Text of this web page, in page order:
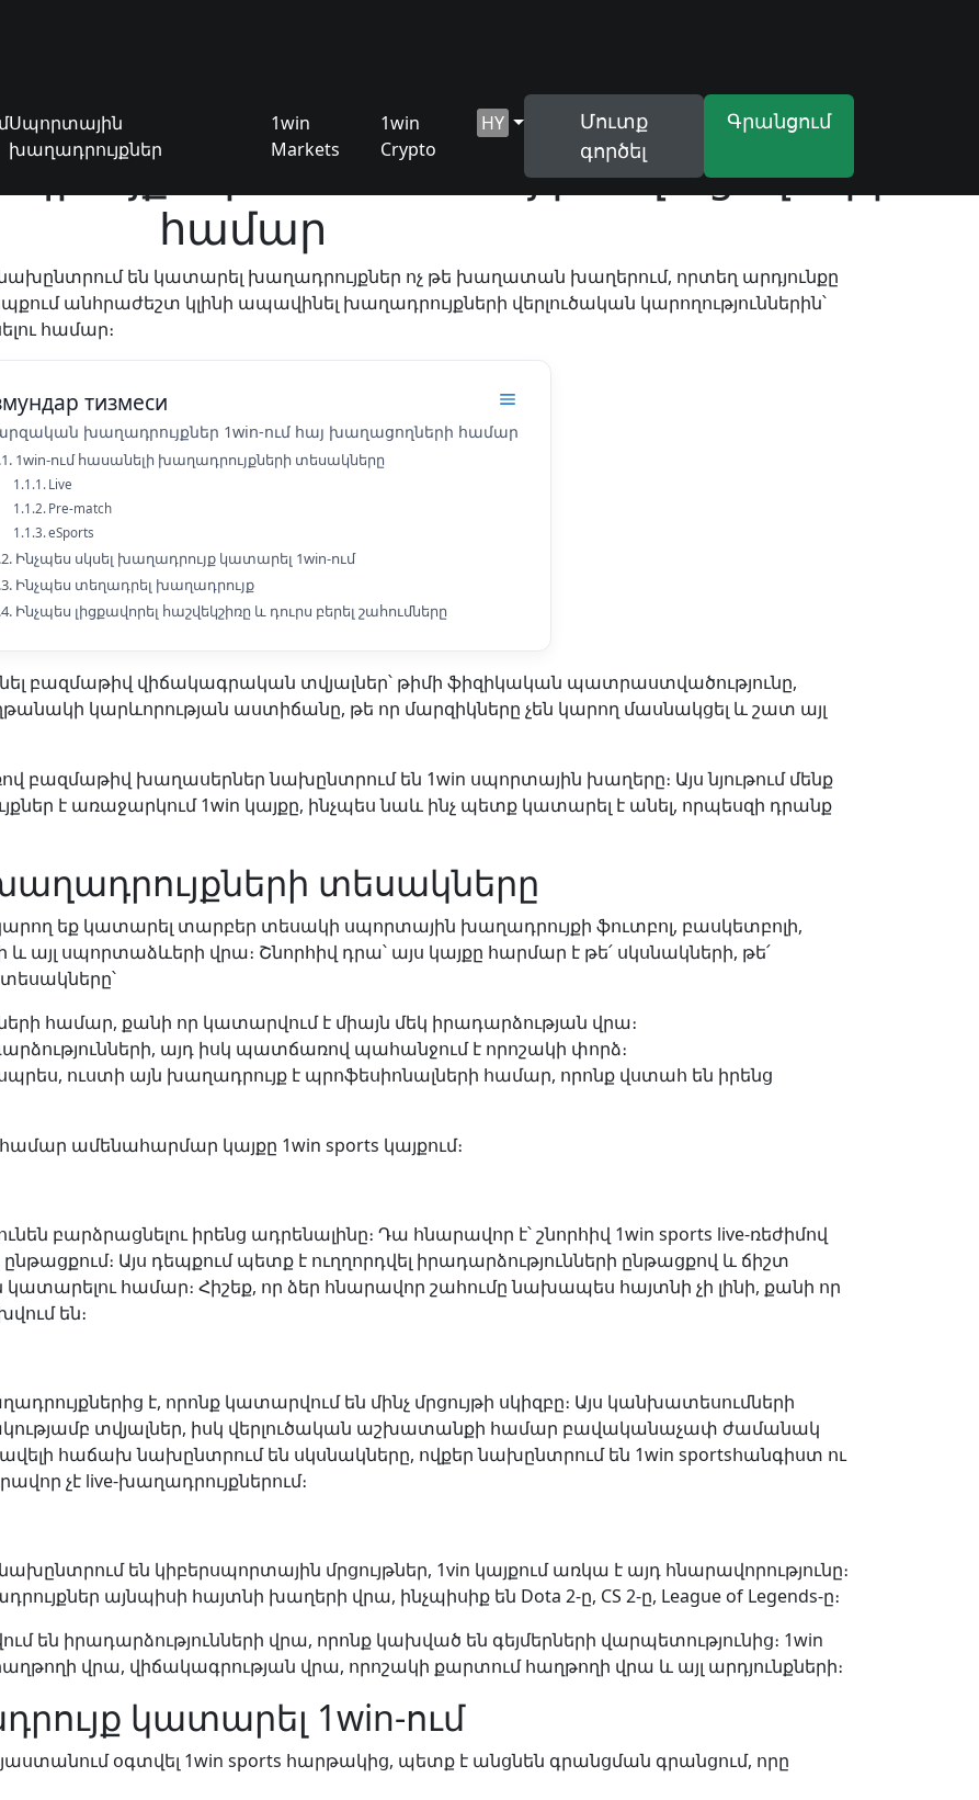
Սպորտային
խաղադրույքներ
1win
Markets
1win
Crypto
HY
Մուտք
գործել
Գրանցում
1win-ում հայ խաղացողների
համար
են կատարել խաղադրույքներ ոչ թե խաղատան խաղերում, որտեղ արդյունքը
անհրաժեշտ կլինի ապավինել խաղադրույքների վերլուծական կարողություններին՝
համար։
тизмеси
խաղադրույքներ 1win-ում հայ խաղացողների համար
1win-ում հասանելի խաղադրույքների տեսակները
Live
Pre-match
eSports
Ինչպես սկսել խաղադրույք կատարել 1win-ում
Ինչպես տեղադրել խաղադրույք
Ինչպես լիցքավորել հաշվեկշիռը և դուրս բերել շահումները
բազմաթիվ վիճակագրական տվյալներ՝ թիմի ֆիզիկական պատրաստվածությունը,
կարևորության աստիճանը, թե որ մարզիկները չեն կարող մասնակցել և շատ այլ
բազմաթիվ խաղասերներ նախընտրում են 1win սպորտային խաղերը։ Այս նյութում մենք
է առաջարկում 1win կայքը, ինչպես նաև ինչ պետք կատարել է անել, որպեսզի դրանք
տեսակները
եք կատարել տարբեր տեսակի սպորտային խաղադրույքի ֆուտբոլ, բասկետբոլի,
այլ սպորտաձևերի վրա։ Շնորհիվ դրա՝ այս կայքը հարմար է թե՛ սկսնակների, թե՛
համար, քանի որ կատարվում է միայն մեկ իրադարձության վրա։
այդ իսկ պատճառով պահանջում է որոշակի փորձ։
ուստի այն խաղադրույք է պրոֆեսիոնալների համար, որոնք վստահ են իրենց
ամենահարմար կայքը 1win sports կայքում։
բարձրացնելու իրենց ադրենալինը։ Դա հնարավոր է՝ շնորհիվ 1win sports live-ռեժիմով
Այս դեպքում պետք է ուղղորդվել իրադարձությունների ընթացքով և ճիշտ
կատարելու համար։ Հիշեք, որ ձեր հնարավոր շահումը նախապես հայտնի չի լինի, քանի որ
են։
է, որոնք կատարվում են մինչ մրցույթի սկիզբը։ Այս կանխատեսումների
տվյալներ, իսկ վերլուծական աշխատանքի համար բավականաչափ ժամանակ
հաճախ նախընտրում են սկսնակները, ովքեր նախընտրում են 1win sportsհանգիստ ու
չէ live-խաղադրույքներում։
են կիբերսպորտային մրցույթներ, 1vin կայքում առկա է այդ հնարավորությունը։
այնպիսի հայտնի խաղերի վրա, ինչպիսիք են Dota 2-ը, CS 2-ը, League of Legends-ը։
են իրադարձությունների վրա, որոնք կախված են գեյմերների վարպետությունից։ 1win
վրա, վիճակագրության վրա, որոշակի քարտում հաղթողի վրա և այլ արդյունքների։
կատարել 1win-ում
օգտվել 1win sports հարթակից, պետք է անցնեն գրանցման գրանցում, որը